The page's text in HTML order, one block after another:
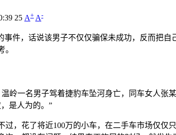
25 A+ A-
事件，话说该男子不仅仅骗保未成功，反而把
。
岭一名男子驾着捷豹车坠河身亡，同车女人
是人为的。”
过，花了将近100万的小车，在二手车市场仅